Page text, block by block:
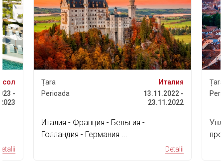
-
Țara
Италия
Perioada
13.11.2022 -
23.11.2022
Италия - Франция - Бельгия -
Голландия - Германия ...
Detalii
Țara